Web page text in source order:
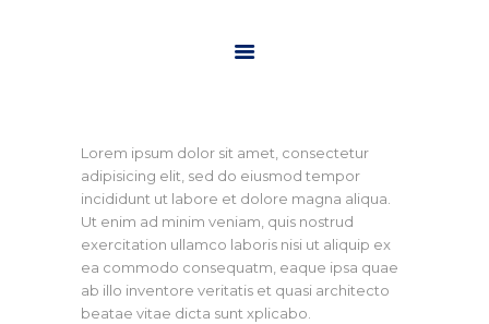
MINISTRIES
WATCH ONLINE
CONTACT US
GIVE
Lorem ipsum dolor sit amet, consectetur
adipisicing elit, sed do eiusmod tempor
incididunt ut labore et dolore magna aliqua.
Ut enim ad minim veniam, quis nostrud
exercitation ullamco laboris nisi ut aliquip ex
ea commodo consequatm, eaque ipsa quae
ab illo inventore veritatis et quasi architecto
beatae vitae dicta sunt xplicabo.